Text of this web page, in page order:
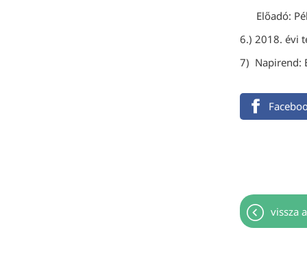
Előadó:
6.) 2018. évi
7) Napirend:
vissza